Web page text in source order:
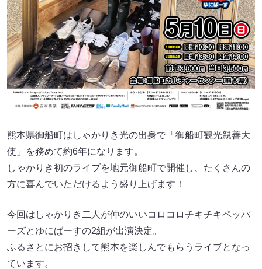
熊本県御船町はしゃかりき光の出身で「御船町観光親善大
使」を務めて約6年になります。
しゃかりき初のライブを地元御船町で開催し、たくさんの
方に喜んでいただけるよう盛り上げます！
今回はしゃかりき二人が仲のいいコロコロチキチキペッパ
ーズとゆにばーすの2組が出演決定。
ふるさとにお招きして熊本を楽しんでもらうライブとなっ
ています。